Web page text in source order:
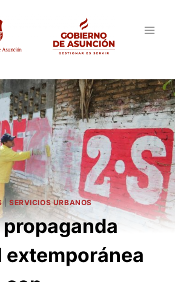
|SERVICIOS URBANOS
propaganda